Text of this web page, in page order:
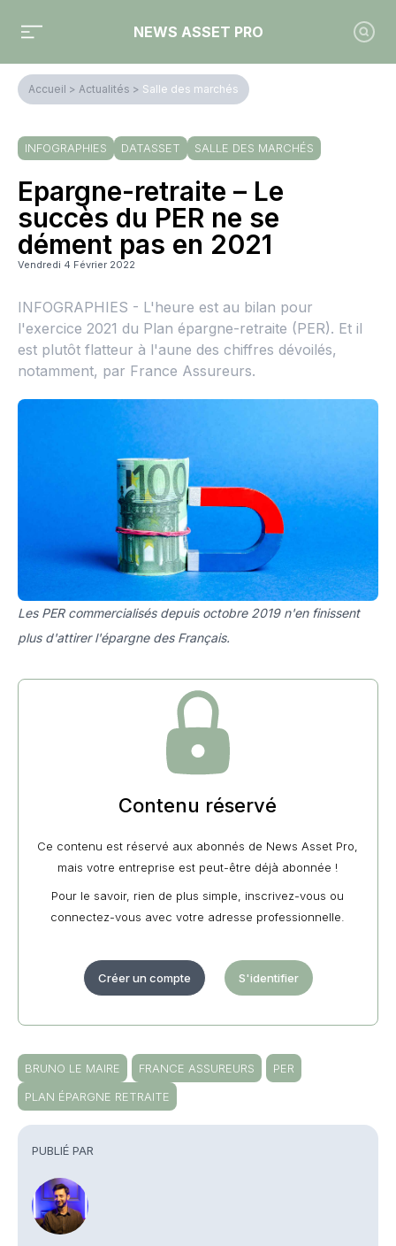
NEWS ASSET PRO
Accueil > Actualités > Salle des marchés
PUBLIÉ PAR
INFOGRAPHIES DATASSET SALLE DES MARCHÉS
Epargne-retraite – Le
succès du PER ne se
dément pas en 2021
Vendredi 4 Février 2022
INFOGRAPHIES - L'heure est au bilan pour
l'exercice 2021 du Plan épargne-retraite (PER). Et il
est plutôt flatteur à l'aune des chiffres dévoilés,
notamment, par France Assureurs.
Les PER commercialisés depuis octobre 2019 n'en finissent
plus d'attirer l'épargne des Français.
Contenu réservé
Ce contenu est réservé aux abonnés de News Asset Pro,
mais votre entreprise est peut-être déjà abonnée !
Pour le savoir, rien de plus simple, inscrivez-vous ou
connectez-vous avec votre adresse professionnelle.
Créer un compte S'identifier
BRUNO LE MAIRE FRANCE ASSUREURS
PER
PLAN ÉPARGNE RETRAITE